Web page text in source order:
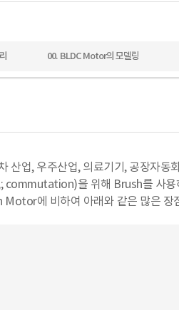
00. BLDC Motor의 모델링
업, 우주산업, 의료기기, 공장자동
을 위해 Brush를 사용
에 비하여 아래와 같은 많은 장